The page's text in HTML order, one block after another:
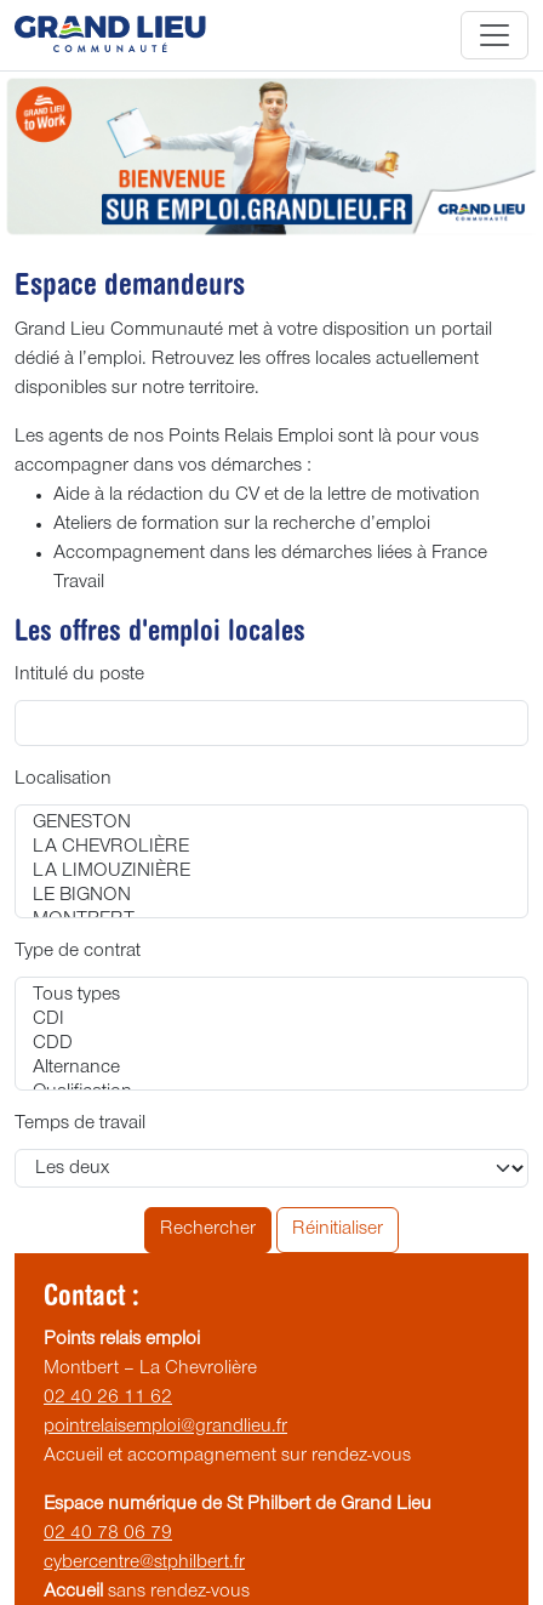
Espace demandeurs
Grand Lieu Communauté met à votre disposition un portail
dédié à l’emploi. Retrouvez les offres locales actuellement
disponibles sur notre territoire.
Les agents de nos Points Relais Emploi sont là pour vous
accompagner dans vos démarches :
Aide à la rédaction du CV et de la lettre de motivation
Ateliers de formation sur la recherche d’emploi
Accompagnement dans les démarches liées à France
Travail
Les offres d'emploi locales
Intitulé du poste
Localisation
Type de contrat
Temps de travail
Rechercher Réinitialiser
Contact :
Points relais emploi
Montbert – La Chevrolière
02 40 26 11 62
pointrelaisemploi@grandlieu.fr
Accueil et accompagnement sur rendez-vous
Espace numérique de St Philbert de Grand Lieu
02 40 78 06 79
cybercentre@stphilbert.fr
Accueil sans rendez-vous